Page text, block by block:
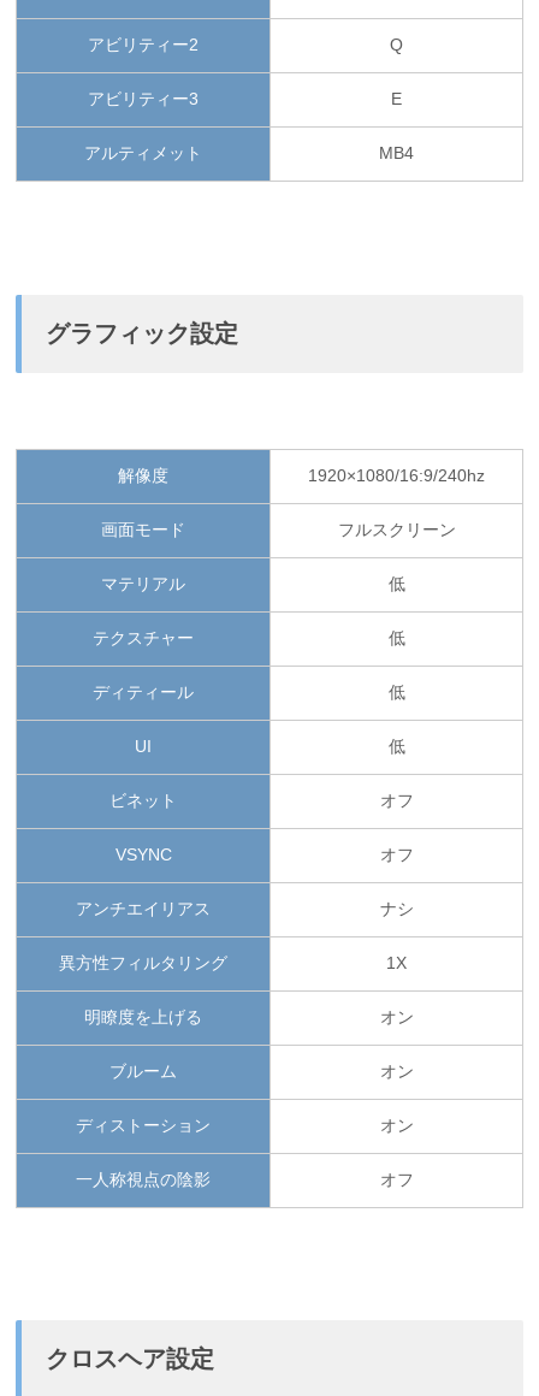
アビリティー2 Q
アビリティー3 E
アルティメット MB4
グラフィック設定
解像度 1920×1080/16:9/240hz
画面モード フルスクリーン
マテリアル 低
テクスチャー 低
ディティール 低
UI 低
ビネット オフ
VSYNC オフ
アンチエイリアス ナシ
異方性フィルタリング 1X
明瞭度を上げる オン
ブルーム オン
ディストーション オン
一人称視点の陰影 オフ
クロスヘア設定